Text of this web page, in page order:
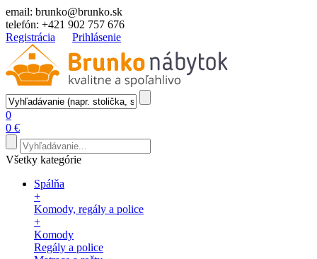
email: brunko@brunko.sk
telefón: +421 902 757 676
Registrácia
Prihlásenie
0
0 €
Všetky kategórie
Spálňa
+
Komody, regály a police
+
Komody
Regály a police